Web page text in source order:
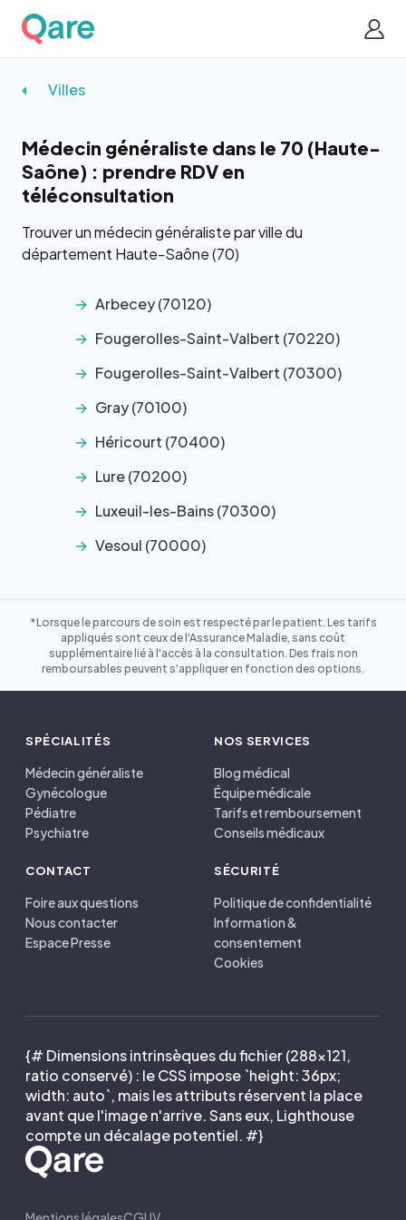
Villes
Médecin généraliste dans le 70 (Haute-
Saône) : prendre RDV en
téléconsultation
Trouver un médecin généraliste par ville du
département Haute-Saône (70)
Arbecey (70120)
Fougerolles-Saint-Valbert (70220)
Fougerolles-Saint-Valbert (70300)
Gray (70100)
Héricourt (70400)
Lure (70200)
Luxeuil-les-Bains (70300)
Vesoul (70000)
*Lorsque le parcours de soin est respecté par le patient. Les tarifs
appliqués sont ceux de l'Assurance Maladie, sans coût
supplémentaire lié à l'accès à la consultation. Des frais non
remboursables peuvent s'appliquer en fonction des options.
SPÉCIALITÉS
Médecin généraliste
Gynécologue
Pédiatre
Psychiatre
NOS SERVICES
Blog médical
Équipe médicale
Tarifs et remboursement
Conseils médicaux
CONTACT
Foire aux questions
Nous contacter
Espace Presse
SÉCURITÉ
Politique de confidentialité
Information &
consentement
Cookies
{# Dimensions intrinsèques du fichier (288×121,
ratio conservé) : le CSS impose `height: 36px;
width: auto`, mais les attributs réservent la place
avant que l'image n'arrive. Sans eux, Lighthouse
compte un décalage potentiel. #}